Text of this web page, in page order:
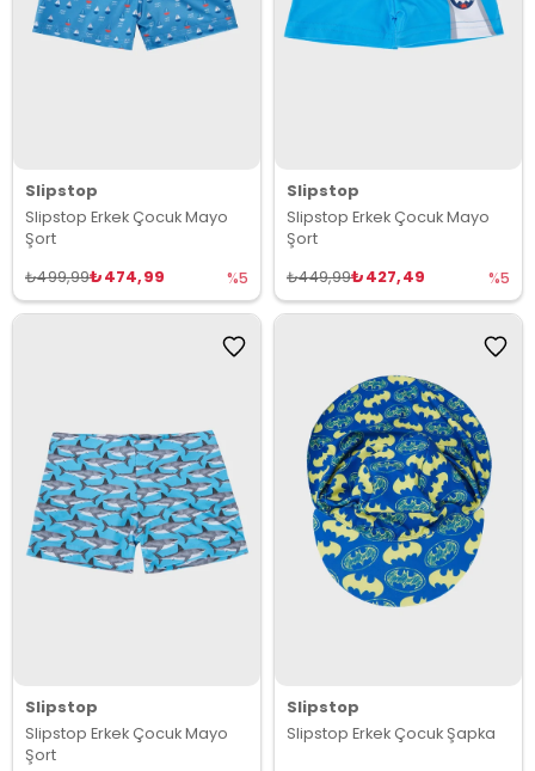
Slipstop
Slipstop Erkek Çocuk Mayo
Şort
₺474,99
₺499,99 %5
Slipstop
Slipstop Erkek Çocuk Mayo
Şort
₺427,49
₺449,99 %5
Slipstop
Slipstop Erkek Çocuk Mayo
Şort
Slipstop
Slipstop Erkek Çocuk Şapka